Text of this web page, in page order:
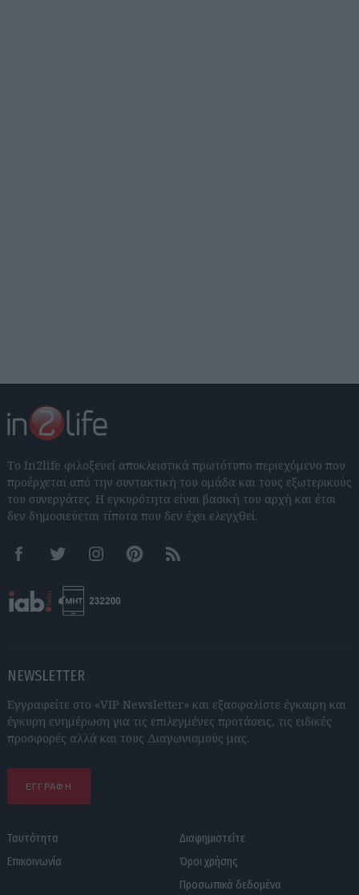
Το In2life φιλοξενεί αποκλειστικά πρωτότυπο περιεχόμενο που
προέρχεται από την συντακτική του ομάδα και τους εξωτερικούς
του συνεργάτες. Η εγκυρότητα είναι βασική του αρχή και έτσι
δεν δημοσιεύεται τίποτα που δεν έχει ελεγχθεί.
FacebookTwitter InstagramPinterestRSS feeds
NEWSLETTER
Εγγραφείτε στο «VIP Newsletter» και εξασφαλίστε έγκαιρη και
έγκυρη ενημέρωση για τις επιλεγμένες προτάσεις, τις ειδικές
προσφορές αλλά και τους Διαγωνισμούς μας.
ΕΓΓΡΑΦΗ
Ταυτότητα
Επικοινωνία
Διαφημιστείτε
Όροι χρήσης
Προσωπικά δεδομένα